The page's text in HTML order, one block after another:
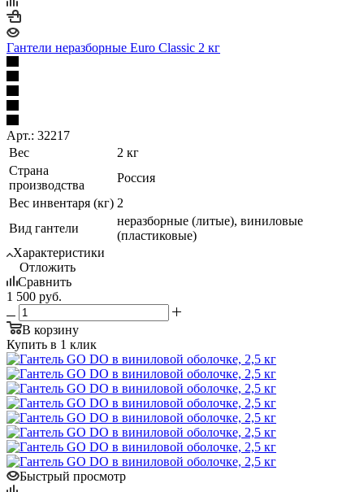
Гантели неразборные Euro Classic 2 кг
Арт.: 32217
Вес
2 кг
Страна
производства
Россия
Вес инвентаря (кг) 2
Вид гантели
неразборные (литые), виниловые
(пластиковые)
Характеристики
Отложить
Сравнить
1 500 руб.
В корзину
Купить в 1 клик
Быстрый просмотр